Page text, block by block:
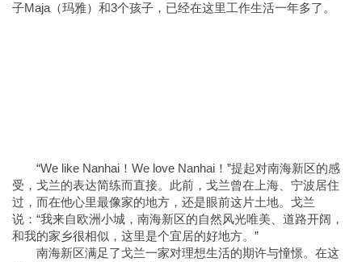
子Maja（玛雅）和3个孩子，已经在这里工作生活一年多了。
“We like Nanhai！We love Nanhai！”提起对南海新区的感
受，戈兰的表达简练而直接。此前，戈兰曾在上海、宁波居住
过，而在他心里最像家的地方，还是眼前这片土地。戈兰
说：“我来自欧洲小城，南海新区的自然风光唯美、道路开阔，
和我的家乡很相似，这里是个宜居的好地方。”
南海新区满足了戈兰一家对理想生活的期许与憧憬。在这